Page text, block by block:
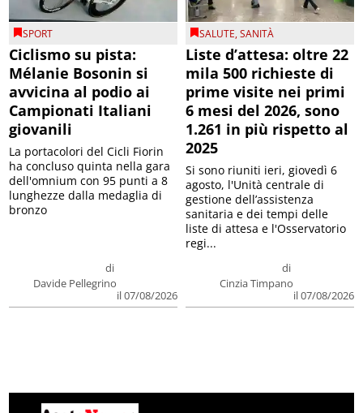
SPORT
Ciclismo su pista:
Mélanie Bosonin si
avvicina al podio ai
Campionati Italiani
giovanili
di
Davide Pellegrino
il 07/08/2026
La portacolori del Cicli Fiorin
ha concluso quinta nella gara
dell'omnium con 95 punti a 8
lunghezze dalla medaglia di
bronzo
SALUTE,SANITÀ
Liste d’attesa: oltre 22
mila 500 richieste di
prime visite nei primi
6 mesi del 2026, sono
1.261 in più rispetto al
2025
di
Cinzia Timpano
il 07/08/2026
Si sono riuniti ieri, giovedì 6
agosto, l'Unità centrale di
gestione dell’assistenza
sanitaria e dei tempi delle
liste di attesa e l'Osservatorio
regi...